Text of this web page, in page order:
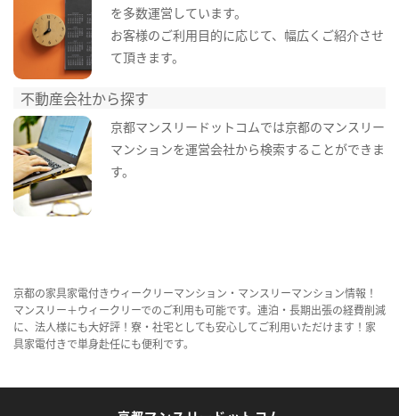
を多数運営しています。
お客様のご利用目的に応じて、幅広くご紹介させ
て頂きます。
不動産会社から探す
京都マンスリードットコムでは京都のマンスリー
マンションを運営会社から検索することができま
す。
京都の家具家電付きウィークリーマンション・マンスリーマンション情報！
マンスリー＋ウィークリーでのご利用も可能です。連泊・長期出張の経費削減
に、法人様にも大好評！寮・社宅としても安心してご利用いただけます！家
具家電付きで単身赴任にも便利です。